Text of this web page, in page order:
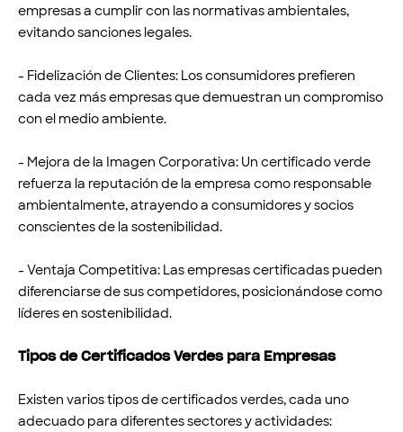
empresas a cumplir con las normativas ambientales,
evitando sanciones legales.
- Fidelización de Clientes: Los consumidores prefieren
cada vez más empresas que demuestran un compromiso
con el medio ambiente.
- Mejora de la Imagen Corporativa: Un certificado verde
refuerza la reputación de la empresa como responsable
ambientalmente, atrayendo a consumidores y socios
conscientes de la sostenibilidad.
- Ventaja Competitiva: Las empresas certificadas pueden
diferenciarse de sus competidores, posicionándose como
líderes en sostenibilidad.
Tipos de Certificados Verdes para Empresas
Existen varios tipos de certificados verdes, cada uno
adecuado para diferentes sectores y actividades: